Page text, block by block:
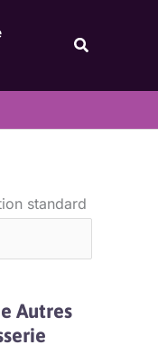
Autres